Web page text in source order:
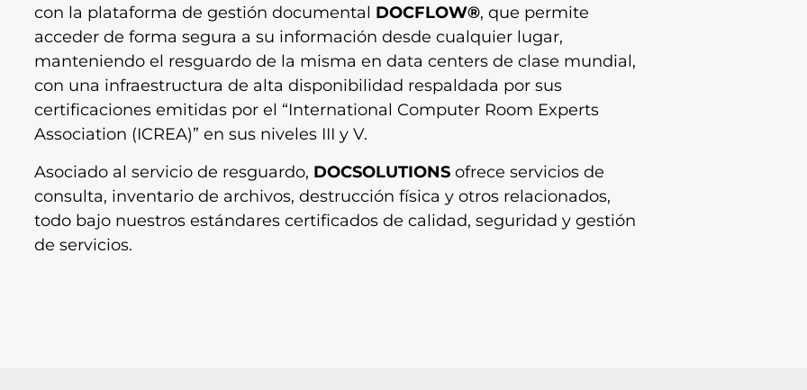
con la plataforma de gestión documental DOCFLOW®, que permite
acceder de forma segura a su información desde cualquier lugar,
manteniendo el resguardo de la misma en data centers de clase mundial,
con una infraestructura de alta disponibilidad respaldada por sus
certificaciones emitidas por el “International Computer Room Experts
Association (ICREA)” en sus niveles III y V.
Asociado al servicio de resguardo, DOCSOLUTIONS ofrece servicios de
consulta, inventario de archivos, destrucción física y otros relacionados,
todo bajo nuestros estándares certificados de calidad, seguridad y gestión
de servicios.